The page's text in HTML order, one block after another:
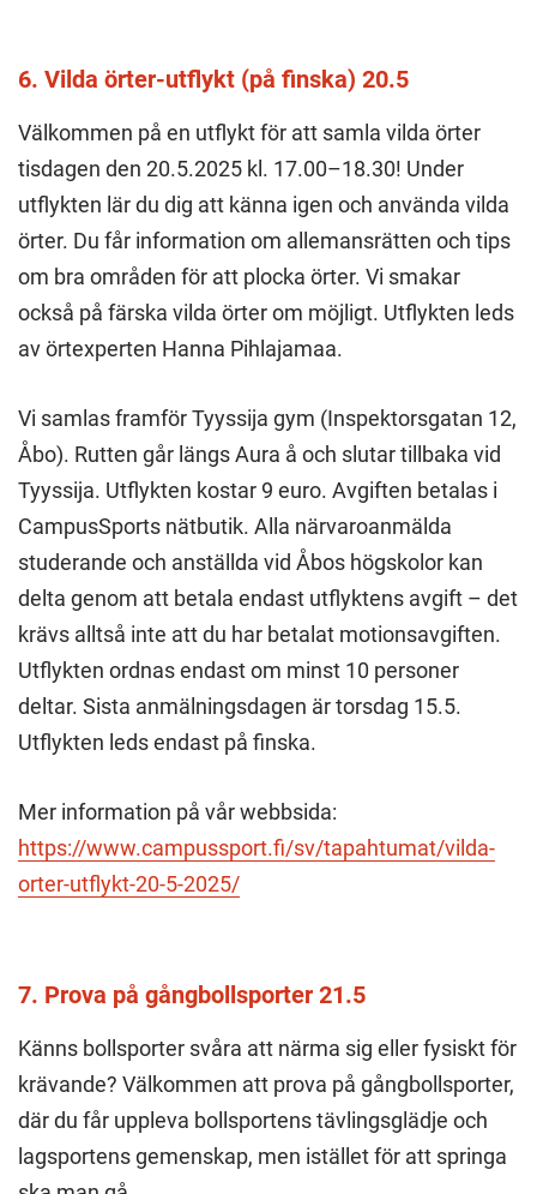
6. Vilda örter-utflykt (på finska) 20.5
Välkommen på en utflykt för att samla vilda örter
tisdagen den 20.5.2025 kl. 17.00–18.30! Under
utflykten lär du dig att känna igen och använda vilda
örter. Du får information om allemansrätten och tips
om bra områden för att plocka örter. Vi smakar
också på färska vilda örter om möjligt. Utflykten leds
av örtexperten Hanna Pihlajamaa.
Vi samlas framför Tyyssija gym (Inspektorsgatan 12,
Åbo). Rutten går längs Aura å och slutar tillbaka vid
Tyyssija. Utflykten kostar 9 euro. Avgiften betalas i
CampusSports nätbutik. Alla närvaroanmälda
studerande och anställda vid Åbos högskolor kan
delta genom att betala endast utflyktens avgift – det
krävs alltså inte att du har betalat motionsavgiften.
Utflykten ordnas endast om minst 10 personer
deltar. Sista anmälningsdagen är torsdag 15.5.
Utflykten leds endast på finska.
Mer information på vår webbsida:
https://www.campussport.fi/sv/tapahtumat/vilda-
orter-utflykt-20-5-2025/
7. Prova på gångbollsporter 21.5
Känns bollsporter svåra att närma sig eller fysiskt för
krävande? Välkommen att prova på gångbollsporter,
där du får uppleva bollsportens tävlingsglädje och
lagsportens gemenskap, men istället för att springa